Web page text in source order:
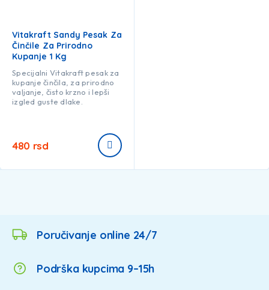
Vitakraft Sandy Pesak Za
Činčile Za Prirodno
Kupanje 1 Kg
Specijalni Vitakraft pesak za
kupanje činčila, za prirodno
valjanje, čisto krzno i lepši
izgled guste dlake.
480 rsd
Poručivanje online 24/7
Podrška kupcima 9–15h